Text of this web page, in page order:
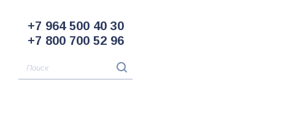
+7 964 500 40 30
+7 800 700 52 96